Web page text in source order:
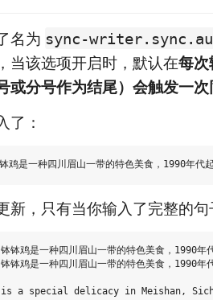
名为 sync-
当该选项开启时，默认在每
或分号作为结尾）会触发一
了：
新，只有当你输入了完整的
钵鸡是一种四川眉山一带的特色美食，1990年
钵鸡是一种四川眉山一带的特色美食，1990年